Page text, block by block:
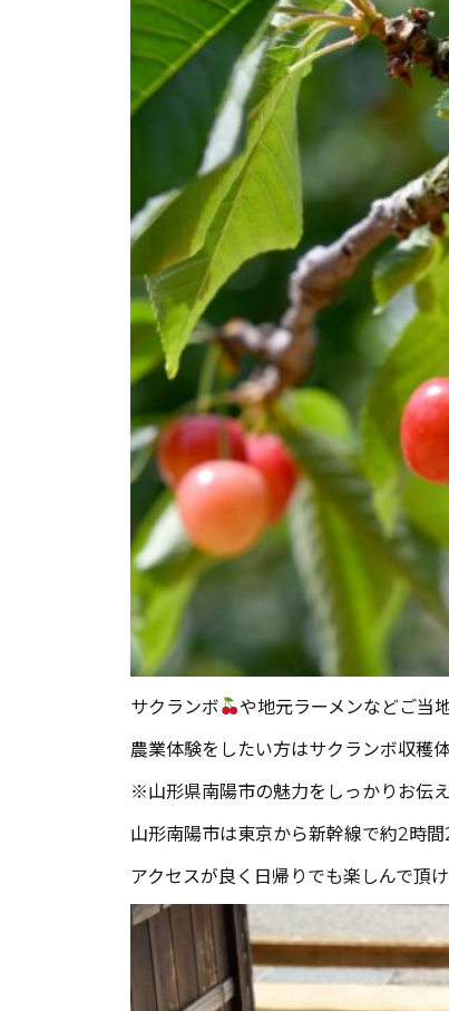
サクランボ
や地元ラーメンなどご当
農業体験をしたい方はサクランボ収穫
※山形県南陽市の魅力をしっかりお伝
山形南陽市は東京から新幹線で約2時間
アクセスが良く日帰りでも楽しんで頂